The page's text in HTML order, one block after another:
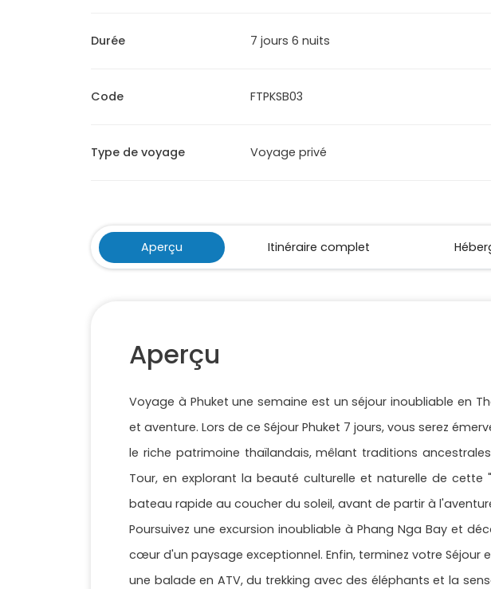
Durée 7 jours 6 nuits
Code FTPKSB03
Type de voyage Voyage privé
Aperçu Itinéraire complet
Aperçu
Voyage à Phuket une semaine est un séjour inoubliable en
et aventure. Lors de ce Séjour Phuket 7 jours, vous serez
le riche patrimoine thaïlandais, mêlant traditions
Tour, en explorant la beauté culturelle et naturelle de cette
bateau rapide au coucher du soleil, avant de partir à
Poursuivez une excursion inoubliable à Phang Nga Bay et
cœur d'un paysage exceptionnel. Enfin, terminez votre
une balade en ATV, du trekking avec des éléphants et la